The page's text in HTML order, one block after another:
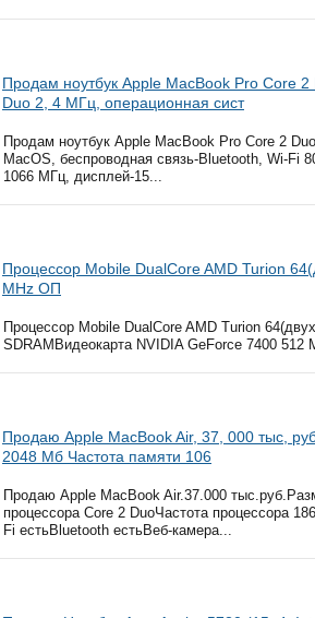
Продам ноутбук Apple MacBook Pro Core
Duo 2, 4 МГц, операционная сист
Продам ноутбук Apple MacBook Pro Core 2
MacOS, беспроводная связь-Bluetooth, Wi-
1066 МГц, дисплей-15...
Процессор Mobile DualCore AMD Turion
MHz ОП
Процессор Mobile DualCore AMD Turion
SDRAMВидеокарта NVIDIA GeForce 7400
Продаю Apple MacBook Air, 37, 000 тыс,
2048 Мб Частота памяти 106
Продаю Apple MacBook Air.37.000
процессора Core 2 DuoЧастота процессора
Fi естьBluetooth естьВеб-камера...